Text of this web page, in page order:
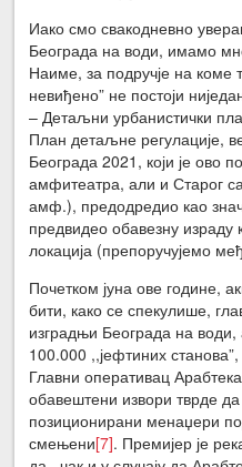
Иако смо свакодневно
Београда на води, имамо
Наиме, за подручје на коме
невиђено” не постоји
– Детаљни урбанистички
План детаљне регулације,
Београда 2021, који је ово
амфитеатра, али и Старог
амф.), предодредио као
предвидео обавезну израду
локација (препоручујемо
Почетком јуна ове године,
бити, како се спекулише,
изградњи Београда на
100.000 ,,јефтиних
Главни оперативац
обавештени извори тврде
позиционирани менаџери
смењени[7]. Премијер је